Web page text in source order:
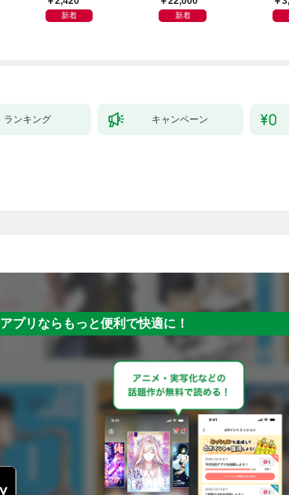
新着
２０）
新着
民
ランキング キャンペーン
アプリならもっと便利で快適に！